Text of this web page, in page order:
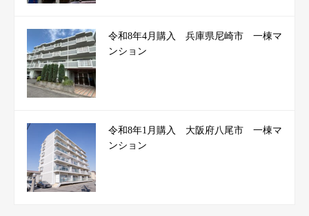
令和8年4月購入 兵庫県尼崎市 一棟マ
ンション
令和8年1月購入 大阪府八尾市 一棟マ
ンション